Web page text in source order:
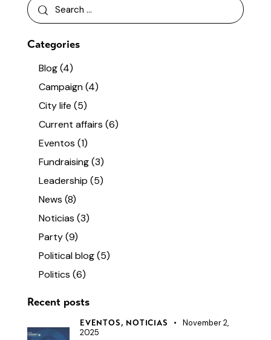
Categories
Blog(4)
Campaign(4)
City life (5)
Current affairs (6)
Eventos (1)
Fundraising(3)
Leadership (5)
News (8)
Noticias (3)
Party(9)
Political blog(5)
Politics (6)
Recent posts
EVENTOS, NOTICIAS
November 2,
2025